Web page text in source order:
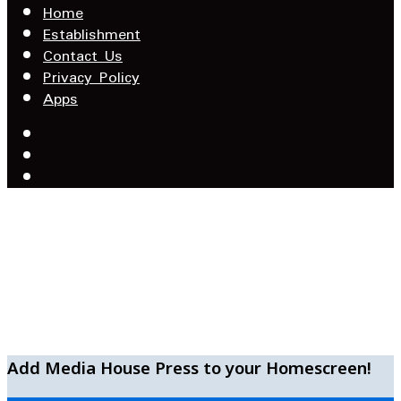
Home
Establishment
Contact Us
Privacy Policy
Apps
Add Media House Press to your Homescreen!